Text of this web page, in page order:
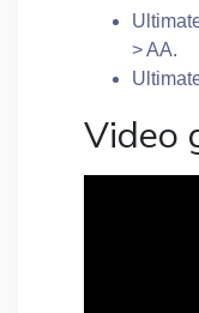
> AA.
Video